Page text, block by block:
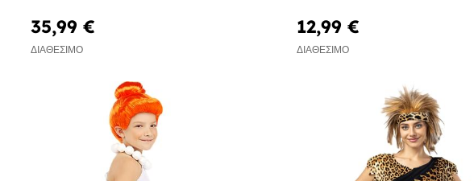
35,99 €
ΔΙΑΘΈΣΙΜΟ
12,99 €
ΔΙΑΘΈΣΙΜΟ